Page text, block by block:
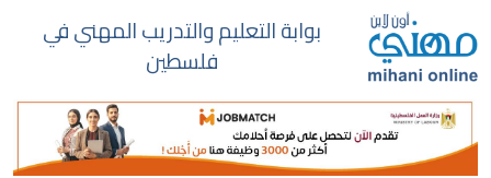
بوابة التعليم والتدريب المهني في
فلسطين